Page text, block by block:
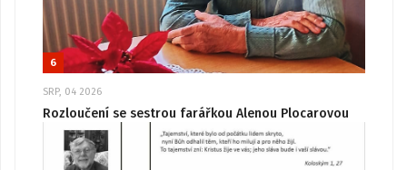
6
SRP, 04 2026
Rozloučení se sestrou farářkou Alenou Plocarovou